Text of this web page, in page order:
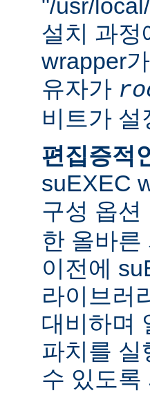
"/usr/
설치 과정
wrapper
유자가
비트가 설
편집증적
suEXEC
구성 옵션
한 올바른
이전에
라이브러
대비하며
파치를
수 있도록